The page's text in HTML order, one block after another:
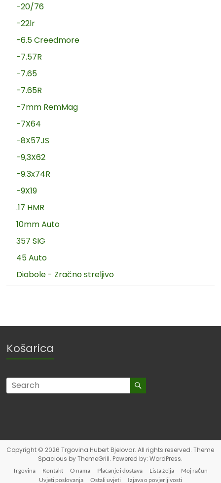
-20/76
-22lr
-6.5 Creedmore
-7.57R
-7.65
-7.65R
-7mm RemMag
-7X64
-8X57JS
-9,3X62
-9.3x74R
-9X19
.17 HMR
10mm Auto
357 SIG
45 Auto
Diabole - Zračno streljivo
Košarica
Copyright © 2026Trgovina Hubert Bjelovar. All rights reserved. Theme
Spacious by ThemeGrill. Powered by:WordPress.
Trgovina Kontakt O nama Plaćanje i dostava Lista želja
Moj račun
Uvjeti poslovanja
Ostali uvjeti Izjava o povjerljivosti